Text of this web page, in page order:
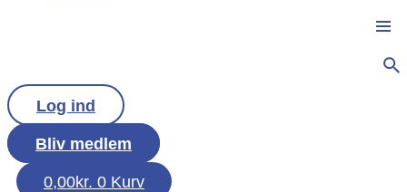
Log ind
Bliv medlem
0,00kr. 0 Kurv